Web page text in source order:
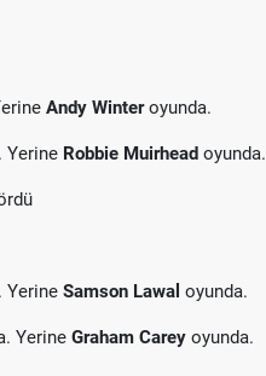
Andy Winteroyunda.
Yerine Robbie Muirhead oyunda.
Yerine Samson Lawal oyunda.
Yerine Graham Carey oyunda.